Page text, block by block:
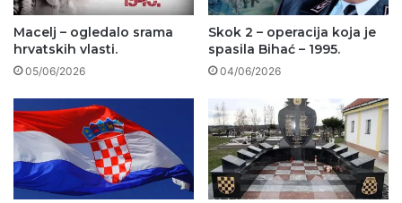
Macelj – ogledalo srama
hrvatskih vlasti.
05/06/2026
Skok 2 – operacija koja je
spasila Bihać – 1995.
04/06/2026